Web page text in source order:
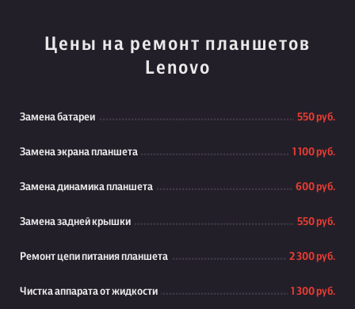
Цены на ремонт планшетов
Lenovo
Замена батареи 550 руб.
Замена экрана планшета 1 100 руб.
Замена динамика планшета 600 руб.
Замена задней крышки 550 руб.
Ремонт цепи питания планшета 2 300 руб.
Чистка аппарата от жидкости 1 300 руб.